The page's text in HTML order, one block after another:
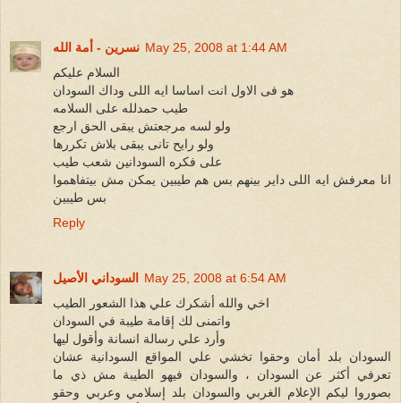
نسرين - أمة الله May 25, 2008 at 1:44 AM
السلام عليكم
هو فى الاول انت اساسا ايه اللى وداك السودان
طيب حمدلله على السلامه
ولو لسه مرجعتش يبقى الحق ارجع
ولو رايح تانى يبقى بلاش تكررها
على فكره السودانين شعب طيب
انا معرفش ايه اللى داير بينهم بس هم طيبين يمكن مش بيتفاهموا
بس طيبين
Reply
السوداني الأصيل
May 25, 2008 at 6:54 AM
اخي والله أشكرك علي هذا الشعور الطيب
واتمنى لك إقامة طيبة في السودان
وأرد علي رسالة انسانة وأقول ليها
السودان بلد أمان وحقوا تخشي علي المواقع السودانية عشان
تعرفي أكثر عن السودان ، والسودان فيهو الطيبة مش ذي ما
بصوروا ليكم الإعلام الغربي والسودان بلد إسلامي وعربي وحقو